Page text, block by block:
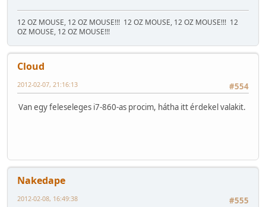
12 OZ MOUSE, 12 OZ MOUSE!!! 12 OZ MOUSE, 12 OZ MOUSE!!! 12
OZ MOUSE, 12 OZ MOUSE!!!
Cloud
#554
2012-02-07, 21:16:13
Van egy feleseleges i7-860-as procim, hátha itt érdekel valakit.
Nakedape
#555
2012-02-08, 16:49:38